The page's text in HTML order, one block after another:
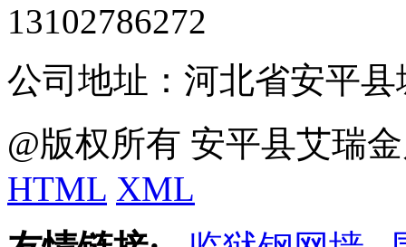
13102786272
公司地址：河北省安平
@版权所有 安平县艾瑞
HTML XML